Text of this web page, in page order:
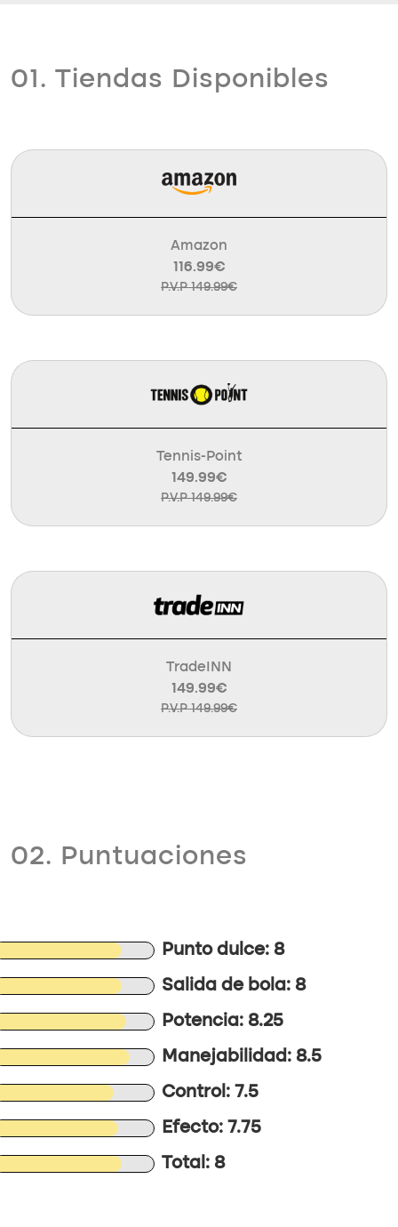
01. Tiendas Disponibles
Amazon
116.99€
P.V.P 149.99€
Tennis-Point
149.99€
P.V.P 149.99€
TradeINN
149.99€
P.V.P 149.99€
02. Puntuaciones
Punto dulce: 8
Salida de bola: 8
Potencia: 8.25
Manejabilidad: 8.5
Control: 7.5
Efecto: 7.75
Total: 8